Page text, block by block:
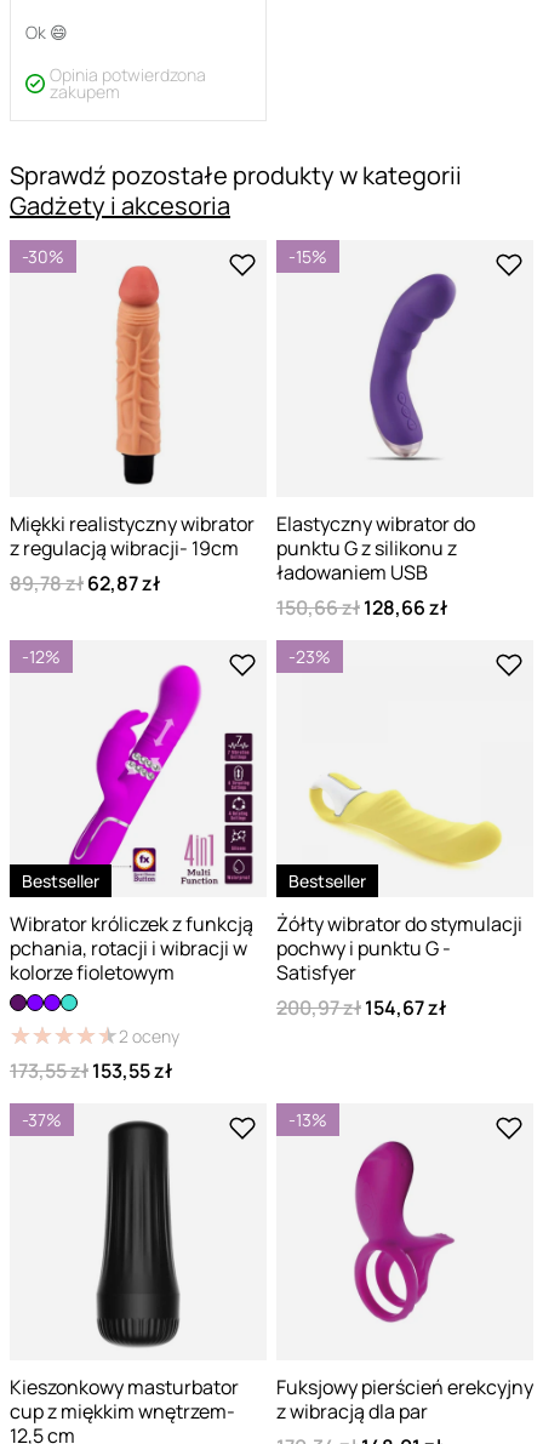
Ok 😄
Opinia potwierdzona
zakupem
Sprawdź pozostałe produkty w kategorii
Gadżety i akcesoria
-30%
Miękki realistyczny wibrator
z regulacją wibracji- 19cm
89,78 zł62,87 zł
-15%
Elastyczny wibrator do
punktu G z silikonu z
ładowaniem USB
150,66 zł128,66 zł
-12%
Bestseller
Wibrator króliczek z funkcją
pchania, rotacji i wibracji w
kolorze fioletowym
★★★★★
★★★★★2 oceny
173,55 zł153,55 zł
-23%
Bestseller
Żółty wibrator do stymulacji
pochwy i punktu G -
Satisfyer
200,97 zł154,67 zł
-37%
Kieszonkowy masturbator
cup z miękkim wnętrzem-
12,5 cm
-13%
Fuksjowy pierścień erekcyjny
z wibracją dla par